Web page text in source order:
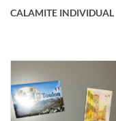
forma.La stampa è
CALAMITE INDIVIDUAL